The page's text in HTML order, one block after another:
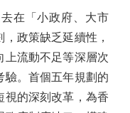
在「小政府、大市
政策缺乏延續性，
上流動不足等深層次
驗。首個五年規劃的
視的深刻改革，為香